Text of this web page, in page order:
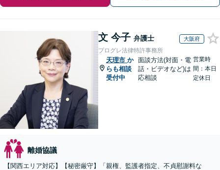
文 今子 弁護士 大阪府
プログレ法律特許事務所
天理市 か
らも相談
受付中
面談方法(対面・電
話・ビデオなど)は
応相談
営業時
間：本日
定休日
離婚協議
【関西エリア対応】【秘密厳守】「親権、監護者指定、不貞慰謝料な